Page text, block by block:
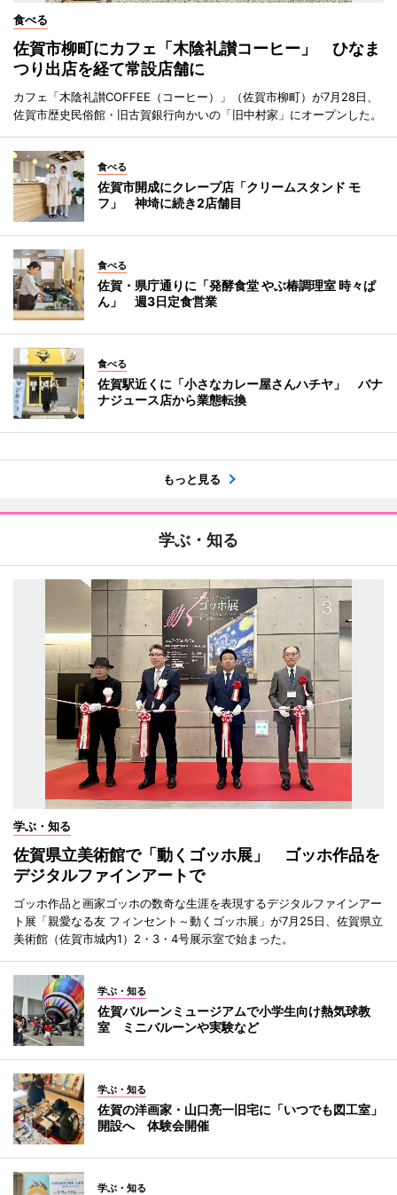
食べる
佐賀市柳町にカフェ「木陰礼讃コーヒー」 ひなま
つり出店を経て常設店舗に
カフェ「木陰礼讃COFFEE（コーヒー）」（佐賀市柳町）が7月28日、
佐賀市歴史民俗館・旧古賀銀行向かいの「旧中村家」にオープンした。
食べる
佐賀市開成にクレープ店「クリームスタンド モ
フ」 神埼に続き2店舗目
食べる
佐賀・県庁通りに「発酵食堂 やぶ椿調理室 時々ぱ
ん」 週3日定食営業
食べる
佐賀駅近くに「小さなカレー屋さんハチヤ」 バナ
ナジュース店から業態転換
もっと見る
学ぶ・知る
学ぶ・知る
佐賀県立美術館で「動くゴッホ展」 ゴッホ作品を
デジタルファインアートで
ゴッホ作品と画家ゴッホの数奇な生涯を表現するデジタルファインアー
ト展「親愛なる友 フィンセント～動くゴッホ展」が7月25日、佐賀県立
美術館（佐賀市城内1）2・3・4号展示室で始まった。
学ぶ・知る
佐賀バルーンミュージアムで小学生向け熱気球教
室 ミニバルーンや実験など
学ぶ・知る
佐賀の洋画家・山口亮一旧宅に「いつでも図工室」
開設へ 体験会開催
学ぶ・知る